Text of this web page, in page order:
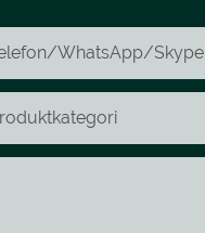
whatsApp/skype